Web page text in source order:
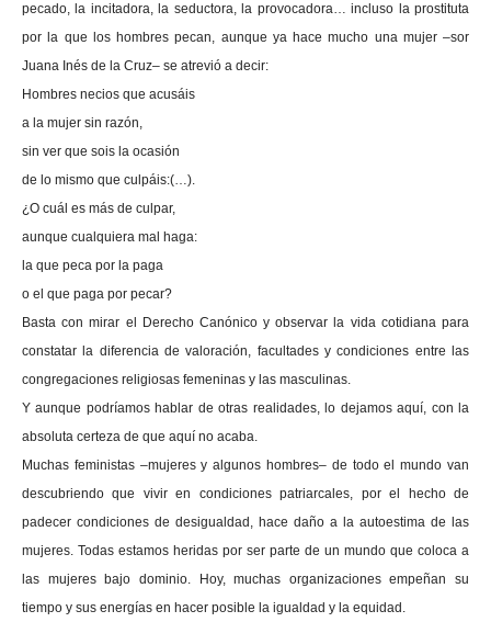
pecado, la incitadora, la seductora, la provocadora… incluso la prostituta
por la que los hombres pecan, aunque ya hace mucho una mujer –sor
Juana Inés de la Cruz– se atrevió a decir:
Hombres necios que acusáis
a la mujer sin razón,
sin ver que sois la ocasión
de lo mismo que culpáis:(…).
¿O cuál es más de culpar,
aunque cualquiera mal haga:
la que peca por la paga
o el que paga por pecar?
Basta con mirar el Derecho Canónico y observar la vida cotidiana para
constatar la diferencia de valoración, facultades y condiciones entre las
congregaciones religiosas femeninas y las masculinas.
Y aunque podríamos hablar de otras realidades, lo dejamos aquí, con la
absoluta certeza de que aquí no acaba.
Muchas feministas –mujeres y algunos hombres– de todo el mundo van
descubriendo que vivir en condiciones patriarcales, por el hecho de
padecer condiciones de desigualdad, hace daño a la autoestima de las
mujeres. Todas estamos heridas por ser parte de un mundo que coloca a
las mujeres bajo dominio. Hoy, muchas organizaciones empeñan su
tiempo y sus energías en hacer posible la igualdad y la equidad.